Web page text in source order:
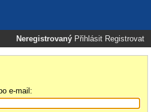
Neregistrovaný Přihlásit Registrovat
e-mail: